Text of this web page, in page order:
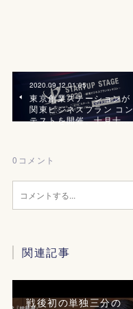
2020.09.12 01:05
東京創業ステーションが
関東ビジネスプラン コン
テストを開催、十月十…
0 コメント
関連記事
戦後初の単独三分の